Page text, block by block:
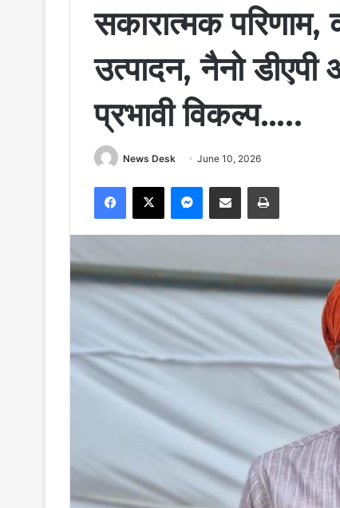
सकारात्मक
उत्पादन, नैनो डीएपी
प्रभावी विकल्प…..
News Desk June 10, 2026
Facebook
X Messenger
Share via Email Print